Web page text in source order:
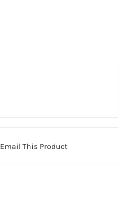
Email This Product